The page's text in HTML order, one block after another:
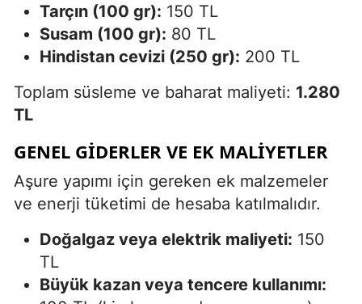
Tarçın (100 gr): 150 TL
Susam (100 gr): 80 TL
Hindistan cevizi (250 gr): 200 TL
Toplam süsleme ve baharat maliyeti: 1.280
TL
GENEL GIDERLER VE EK MALIYETLER
Aşure yapımı için gereken ek malzemeler
ve enerji tüketimi de hesaba katılmalıdır.
Doğalgaz veya elektrik maliyeti: 150
TL
Büyük kazan veya tencere kullanımı: